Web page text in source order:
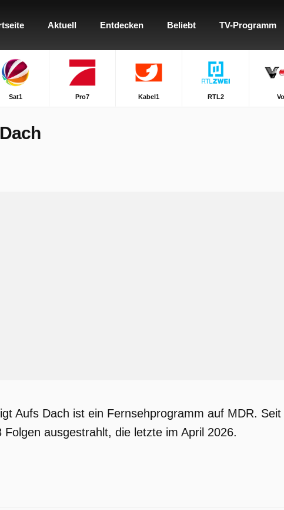
Aktuell Entdecken Beliebt TV-Programm
Sat1 Pro7 Kabel1 RTL2
Aufs Dach ist ein Fernsehprogramm auf MDR.
ausgestrahlt, die letzte im April 2026.